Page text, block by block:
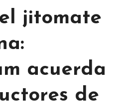
jitomate
acuerda
de